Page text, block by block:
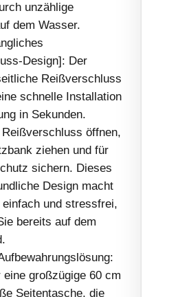
unzählige
dem Wasser.
Design]: Der
Reißverschluss
schnelle Installation
in Sekunden.
öffnen,
ziehen und für
sichern. Dieses
Design macht
einfach und stressfrei,
bereits auf dem
eine großzügige 60 cm
Seitentasche, die